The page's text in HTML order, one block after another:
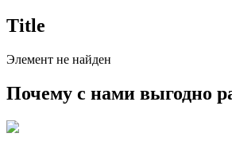
Title
Элемент не найден
Почему с нами выгодно